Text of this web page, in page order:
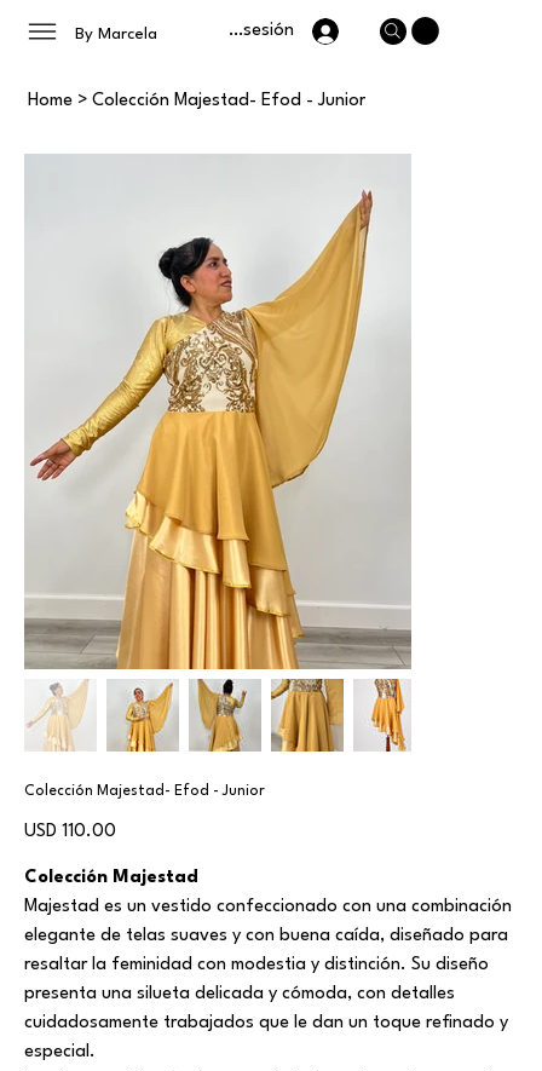
By Marcela Iniciar sesión
Home > Colección Majestad- Efod - Junior
Colección Majestad- Efod - Junior
Precio
USD 110.00
Colección Majestad
Majestad es un vestido confeccionado con una combinación
elegante de telas suaves y con buena caída, diseñado para
resaltar la feminidad con modestia y distinción. Su diseño
presenta una silueta delicada y cómoda, con detalles
cuidadosamente trabajados que le dan un toque refinado y
especial.